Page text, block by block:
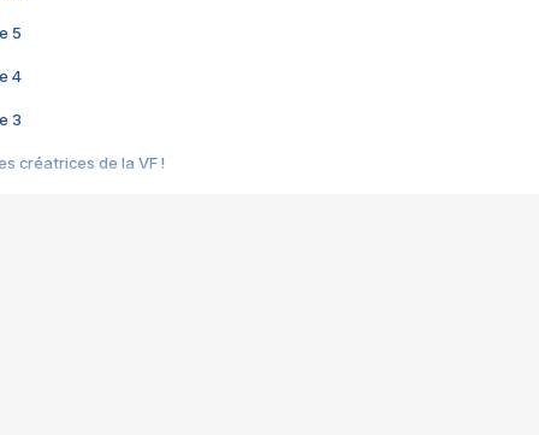
5
4
3
créatrices de la VF !